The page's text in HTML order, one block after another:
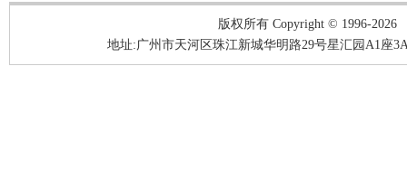
版权所有 Copyright © 1996-2026
地址:广州市天河区珠江新城华明路29号星汇园A1座